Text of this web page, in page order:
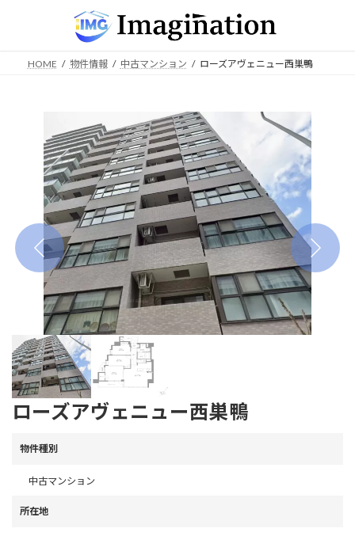
HOME 物件情報 中古マンション ローズアヴェニュー西巣鴨
ローズアヴェニュー西巣鴨
物件種別
中古マンション
所在地